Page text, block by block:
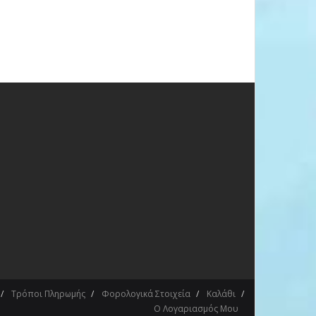
Τρόποι Πληρωμής Φορολογικά Στοιχεία
Καλάθι
Ο Λογαριασμός Μου